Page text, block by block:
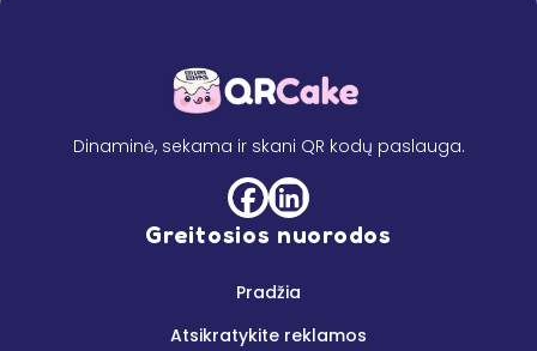
Dinaminė, sekama ir skani QR kodų paslauga.
Greitosios nuorodos
Pradžia
Atsikratykite reklamos